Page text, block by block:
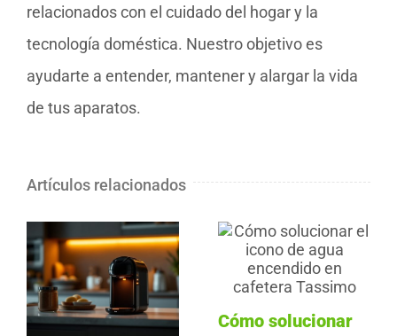
relacionados con el cuidado del hogar y la
tecnología doméstica. Nuestro objetivo es
ayudarte a entender, mantener y alargar la vida
de tus aparatos.
Artículos relacionados
Cómo solucionar